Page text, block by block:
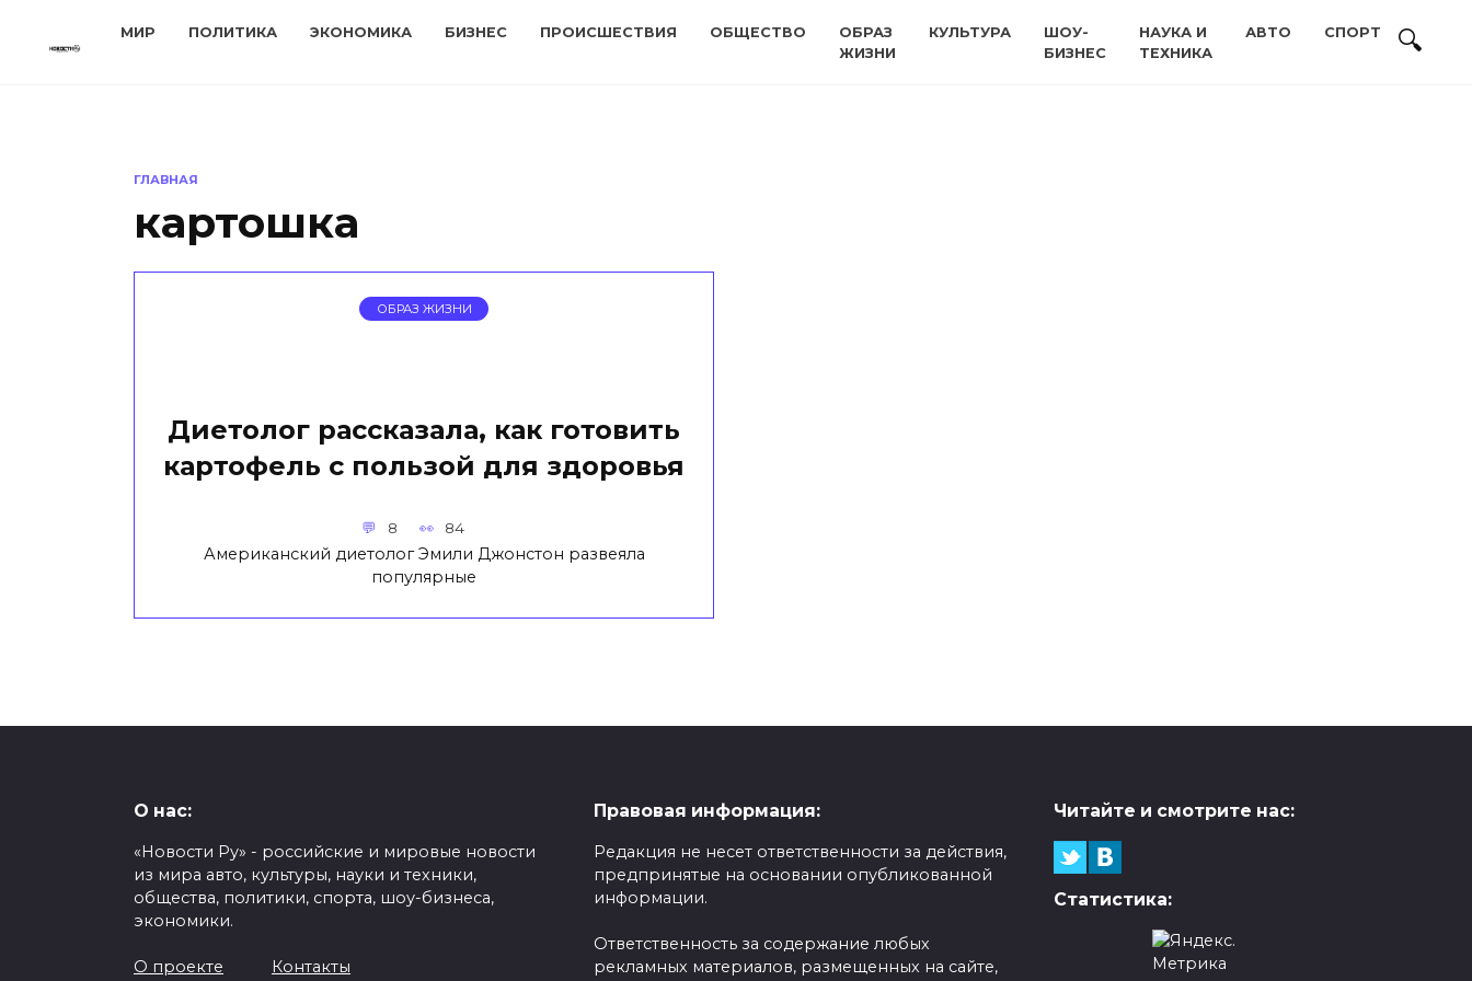
МИР ПОЛИТИКА ЭКОНОМИКА БИЗНЕС ПРОИСШЕСТВИЯ ОБЩЕСТВО
ОБРАЗ
ЖИЗНИ
КУЛЬТУРА
ШОУ-
БИЗНЕС
НАУКА И
ТЕХНИКА
АВТО СПОРТ
ГЛАВНАЯ
картошка
ОБРАЗ ЖИЗНИ
Диетолог рассказала, как готовить
картофель с пользой для здоровья
8 84
Американский диетолог Эмили Джонстон развеяла
популярные
О нас:
«Новости Ру» - российские и мировые новости
из мира авто, культуры, науки и техники,
общества, политики, спорта, шоу-бизнеса,
экономики.
О проекте Контакты
Правовая информация:
Редакция не несет ответственности за действия,
предпринятые на основании опубликованной
информации.
Ответственность за содержание любых
рекламных материалов, размещенных на сайте,
Читайте и смотрите нас:
Статистика: